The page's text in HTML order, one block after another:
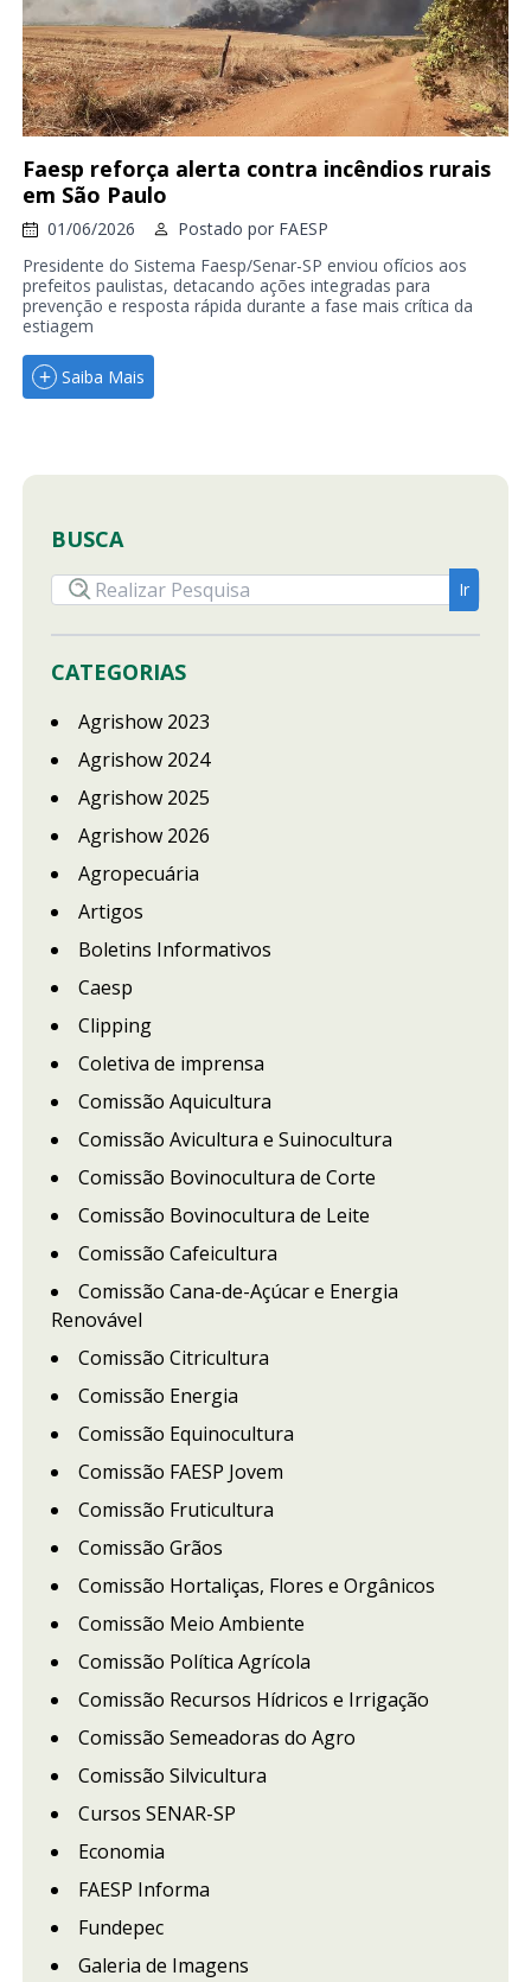
Faesp reforça alerta contra incêndios rurais
em São Paulo
01/06/2026 Postado por FAESP
Presidente do Sistema Faesp/Senar-SP enviou ofícios aos
prefeitos paulistas, detacando ações integradas para
prevenção e resposta rápida durante a fase mais crítica da
estiagem
Saiba Mais
BUSCA
CATEGORIAS
Agrishow 2023
Agrishow 2024
Agrishow 2025
Agrishow 2026
Agropecuária
Artigos
Boletins Informativos
Caesp
Clipping
Coletiva de imprensa
Comissão Aquicultura
Comissão Avicultura e Suinocultura
Comissão Bovinocultura de Corte
Comissão Bovinocultura de Leite
Comissão Cafeicultura
Comissão Cana-de-Açúcar e Energia
Renovável
Comissão Citricultura
Comissão Energia
Comissão Equinocultura
Comissão FAESP Jovem
Comissão Fruticultura
Comissão Grãos
Comissão Hortaliças, Flores e Orgânicos
Comissão Meio Ambiente
Comissão Política Agrícola
Comissão Recursos Hídricos e Irrigação
Comissão Semeadoras do Agro
Comissão Silvicultura
Cursos SENAR-SP
Economia
FAESP Informa
Fundepec
Galeria de Imagens